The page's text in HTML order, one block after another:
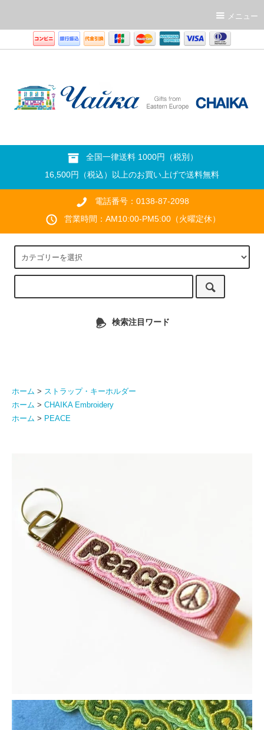
メニュー
全国一律送料 1000円（税別）
16,500円（税込）以上のお買い上げで送料無料
電話番号：0138-87-2098
営業時間：AM10:00-PM5:00（火曜定休）
検索注目ワード
ホーム > ストラップ・キーホルダー
ホーム > CHAIKA Embroidery
ホーム > PEACE